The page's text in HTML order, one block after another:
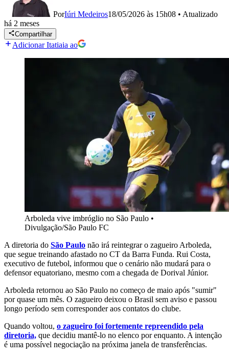
PorIúri Medeiros18/05/2026 às 15h08 • Atualizado
há 2 meses
Compartilhar
Adicionar Itatiaia ao
Arboleda vive imbróglio no São Paulo •
Divulgação/São Paulo FC
A diretoria do São Paulo não irá reintegrar o zagueiro Arboleda,
que segue treinando afastado no CT da Barra Funda. Rui Costa,
executivo de futebol, informou que o cenário não mudará para o
defensor equatoriano, mesmo com a chegada de Dorival Júnior.
Arboleda retornou ao São Paulo no começo de maio após "sumir"
por quase um mês. O zagueiro deixou o Brasil sem aviso e passou
longo período sem corresponder aos contatos do clube.
Quando voltou, o zagueiro foi fortemente repreendido pela
diretoria, que decidiu mantê-lo no elenco por enquanto. A intenção
é uma possível negociação na próxima janela de transferências.